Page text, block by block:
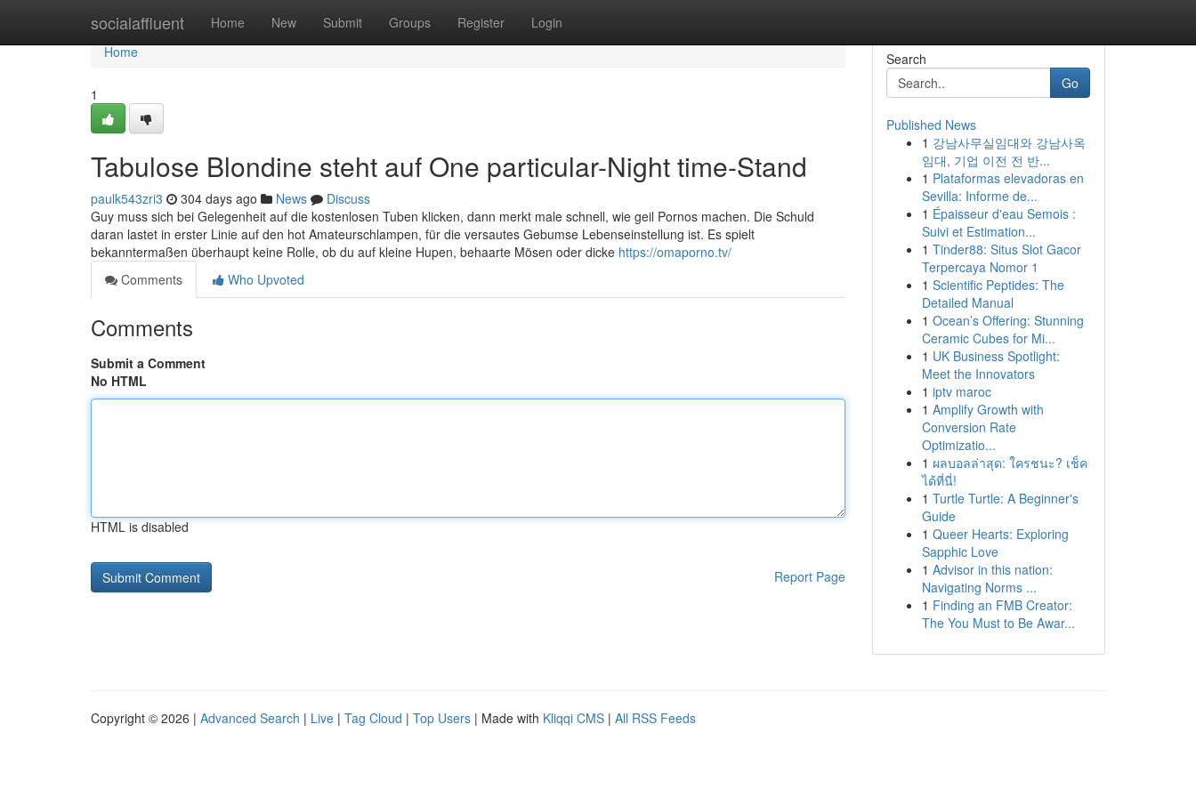
socialaffluent Home New Submit Groups Register Login
Home
Home
1
Tabulose Blondine steht auf One particular-Night time-Stand
paulk543zri3 304 days ago News
Discuss
Guy muss sich bei Gelegenheit auf die kostenlosen Tuben klicken, dann merkt male schnell, wie geil Pornos machen. Die Schuld
daran lastet in erster Linie auf den hot Amateurschlampen, für die versautes Gebumse Lebenseinstellung ist. Es spielt
bekanntermaßen überhaupt keine Rolle, ob du auf kleine Hupen, behaarte Mösen oder dicke https://omaporno.tv/
Comments
Who Upvoted
Comments
Submit a Comment
No HTML
HTML is disabled
Report Page
Search
Go
Published News
1 강남사무실임대와 강남사옥
임대, 기업 이전 전 반...
1 Plataformas elevadoras en
Sevilla: Informe de...
1 Épaisseur d'eau Semois :
Suivi et Estimation...
1 Tinder88: Situs Slot Gacor
Terpercaya Nomor 1
1 Scientific Peptides: The
Detailed Manual
1 Ocean’s Offering: Stunning
Ceramic Cubes for Mi...
1 UK Business Spotlight:
Meet the Innovators
1 iptv maroc
1 Amplify Growth with
Conversion Rate
Optimizatio...
1 ผลบอลล่าสุด: ใครชนะ? เช็ค
ได้ที่นี่!
1 Turtle Turtle: A Beginner's
Guide
1 Queer Hearts: Exploring
Sapphic Love
1 Advisor in this nation:
Navigating Norms ...
1 Finding an FMB Creator:
The You Must to Be Awar...
Copyright © 2026 | Advanced Search | Live | Tag Cloud | Top Users | Made with Kliqqi CMS | All RSS Feeds